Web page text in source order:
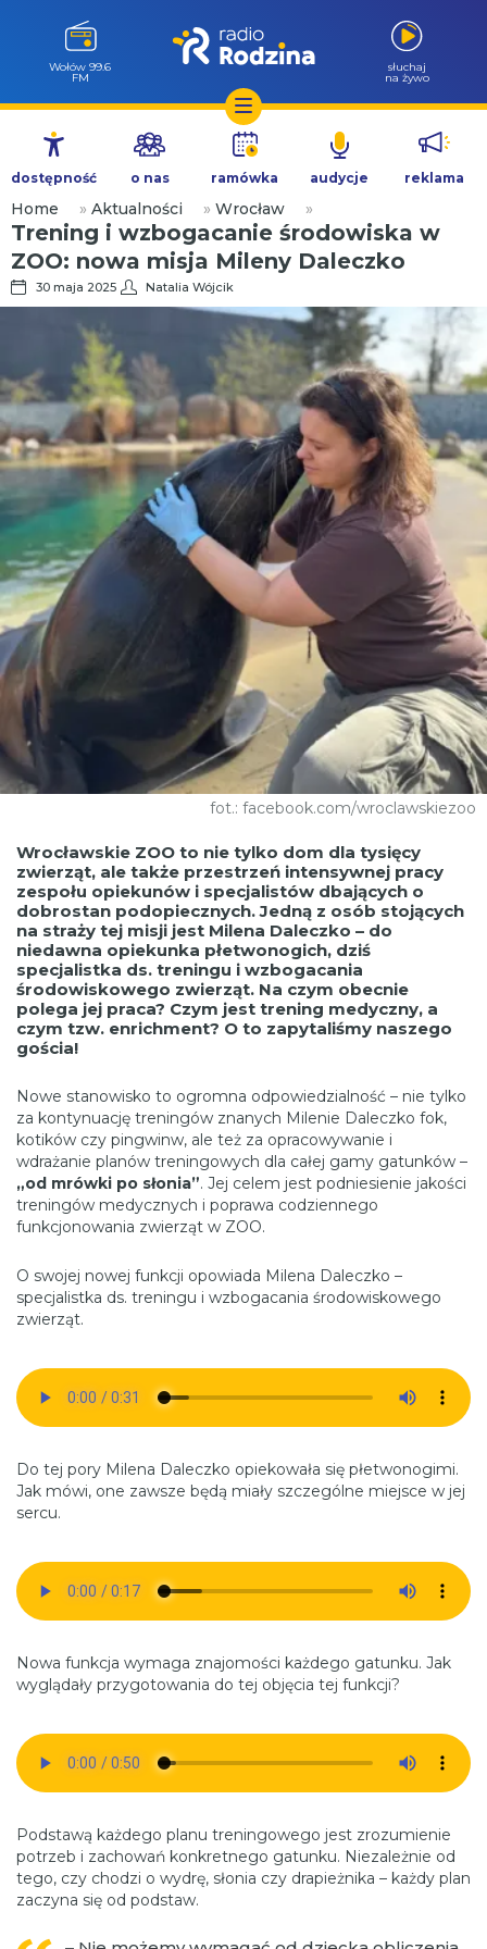
Przejdź
treści
Wołów 99.6
FM
słuchaj
na żywo
dostępność o nas ramówka audycje reklama
Home » Aktualności » Wrocław »
Trening i wzbogacanie środowiska w
ZOO: nowa misja Mileny Daleczko
30 maja 2025 Natalia Wójcik
fot.: facebook.com/wroclawskiezoo
Wrocławskie ZOO to nie tylko dom dla tysięcy
zwierząt, ale także przestrzeń intensywnej pracy
zespołu opiekunów i specjalistów dbających o
dobrostan podopiecznych. Jedną z osób stojących
na straży tej misji jest Milena Daleczko – do
niedawna opiekunka płetwonogich, dziś
specjalistka ds. treningu i wzbogacania
środowiskowego zwierząt. Na czym obecnie
polega jej praca? Czym jest trening medyczny, a
czym tzw. enrichment? O to zapytaliśmy naszego
gościa!
Nowe stanowisko to ogromna odpowiedzialność – nie tylko
za kontynuację treningów znanych Milenie Daleczko fok,
kotików czy pingwinw, ale też za opracowywanie i
wdrażanie planów treningowych dla całej gamy gatunków –
„od mrówki po słonia”. Jej celem jest podniesienie jakości
treningów medycznych i poprawa codziennego
funkcjonowania zwierząt w ZOO.
O swojej nowej funkcji opowiada Milena Daleczko –
specjalistka ds. treningu i wzbogacania środowiskowego
zwierząt.
Do tej pory Milena Daleczko opiekowała się płetwonogimi.
Jak mówi, one zawsze będą miały szczególne miejsce w jej
sercu.
Nowa funkcja wymaga znajomości każdego gatunku. Jak
wyglądały przygotowania do tej objęcia tej funkcji?
Podstawą każdego planu treningowego jest zrozumienie
potrzeb i zachowań konkretnego gatunku. Niezależnie od
tego, czy chodzi o wydrę, słonia czy drapieżnika – każdy plan
zaczyna się od podstaw.